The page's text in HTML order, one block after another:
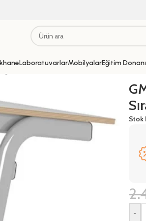
LaboratuvarlarMobilyalarEğitim
Stok
-